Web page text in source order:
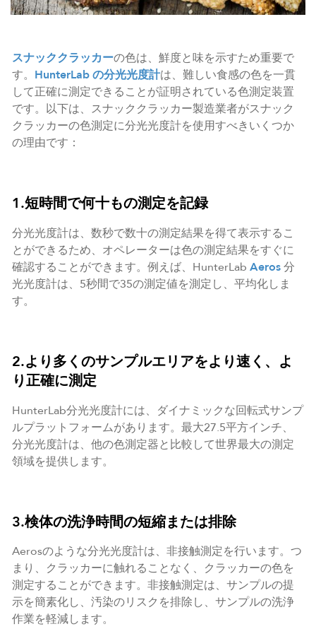
スナッククラッカーの色は、鮮度と味を示すため重要で
す。 HunterLabの分光光度計は、難しい食感の色を一貫
して正確に測定できることが証明されている色測定装置
です。以下は、スナッククラッカー製造業者がスナック
クラッカーの色測定に分光光度計を使用すべきいくつか
の理由です：
1.短時間で何十もの測定を記録
分光光度計は、数秒で数十の測定結果を得て表示するこ
とができるため、オペレーターは色の測定結果をすぐに
確認することができます。例えば、HunterLab Aeros分
光光度計は、5秒間で35の測定値を測定し、平均化しま
す。
2.より多くのサンプルエリアをより速く、よ
り正確に測定
HunterLab分光光度計には、ダイナミックな回転式サンプ
ルプラットフォームがあります。最大27.5平方インチ、
分光光度計は、他の色測定器と比較して世界最大の測定
領域を提供します。
3.検体の洗浄時間の短縮または排除
Aerosのような分光光度計は、非接触測定を行います。つ
まり、クラッカーに触れることなく、クラッカーの色を
測定することができます。非接触測定は、サンプルの提
示を簡素化し、汚染のリスクを排除し、サンプルの洗浄
作業を軽減します。